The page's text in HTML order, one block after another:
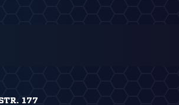
177